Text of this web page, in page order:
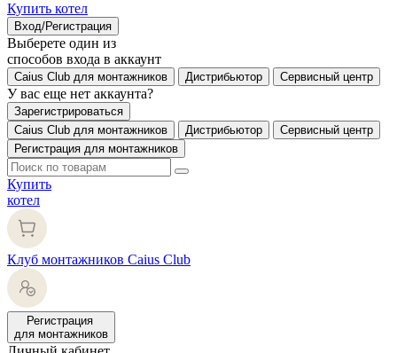
Купить котел
Вход/Регистрация
Выберете один из
способов входа в аккаунт
Caius Club для монтажников Дистрибьютор Сервисный центр
У вас еще нет аккаунта?
Зарегистрироваться
Caius Club для монтажников
Дистрибьютор
Сервисный центр
Регистрация для монтажников
Купить
котел
Клуб монтажников Caius Club
Регистрация
для монтажников